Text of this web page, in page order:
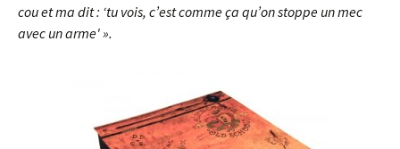
cou et ma dit : ‘tu vois, c’est comme ça qu’on stoppe un mec
avec un arme' ».